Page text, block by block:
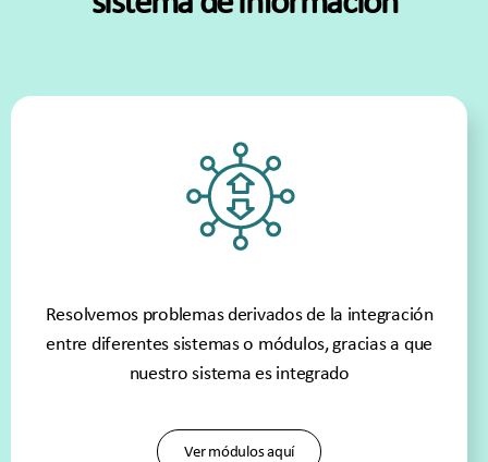
Resolvemos problemas derivados de la integración
entre diferentes sistemas o módulos, gracias a que
nuestro sistema es integrado
Ver módulos aquí